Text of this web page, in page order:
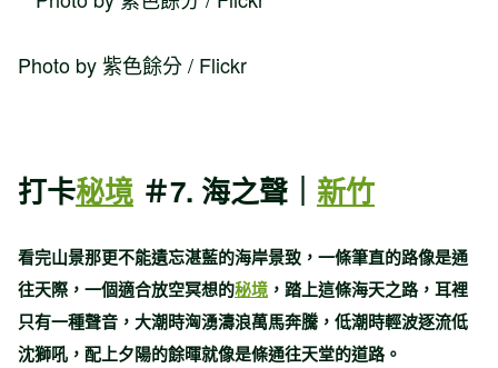
Photo by 紫色餘分 / Flickr
打卡秘境 ＃7. 海之聲｜ 新竹
看完山景那更不能遺忘湛藍的海岸景致，一條筆直的路像是通
往天際，一個適合放空冥想的秘境 ，踏上這條海天之路，耳裡
只有一種聲音，大潮時洶湧濤浪萬馬奔騰，低潮時輕波逐流低
沈獅吼，配上夕陽的餘暉就像是條通往天堂的道路。